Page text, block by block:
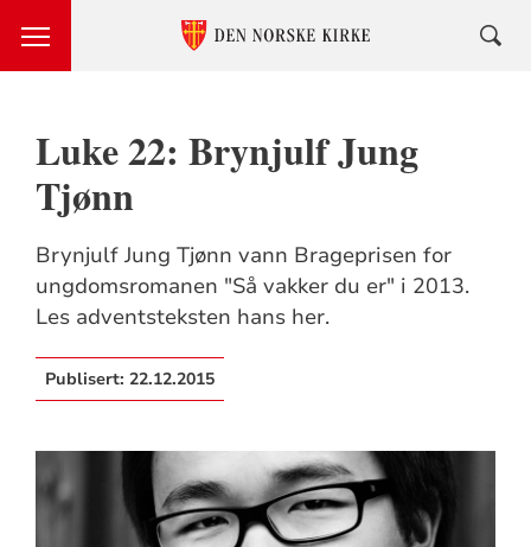
Luke 22: Brynjulf Jung
Tjønn
Brynjulf Jung Tjønn vann Brageprisen for
ungdomsromanen "Så vakker du er" i 2013.
Les adventsteksten hans her.
Publisert: 22.12.2015